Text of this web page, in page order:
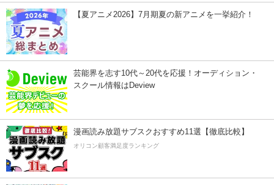
【夏アニメ2026】7月期夏の新アニメを一挙紹介！
芸能界を志す10代～20代を応援！オーディション・
スクール情報はDeview
漫画読み放題サブスクおすすめ11選【徹底比較】
オリコン顧客満足度ランキング